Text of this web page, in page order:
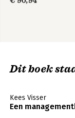
Dit boek
Kees Visser
Een